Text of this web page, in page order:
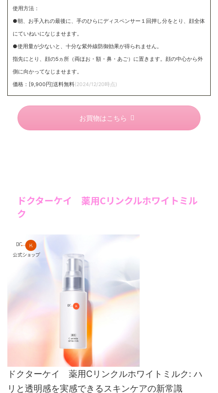
使用方法：
●朝、お手入れの最後に、手のひらにディスペンサー１回押し分をとり、顔全体
にていねいになじませます。
●使用量が少ないと、十分な紫外線防御効果が得られません。
指先にとり、顔の5ヵ所（両ほお・額・鼻・あご）に置きます。顔の中心から外
側に向かってなじませます。
価格：[9,900円]送料無料(2024/12/20時点)
お買物はこちら
ドクターケイ 薬用Cリンクルホワイトミル
ク
ドクターケイ 薬用Cリンクルホワイトミルク: ハ
リと透明感を実感できるスキンケアの新常識